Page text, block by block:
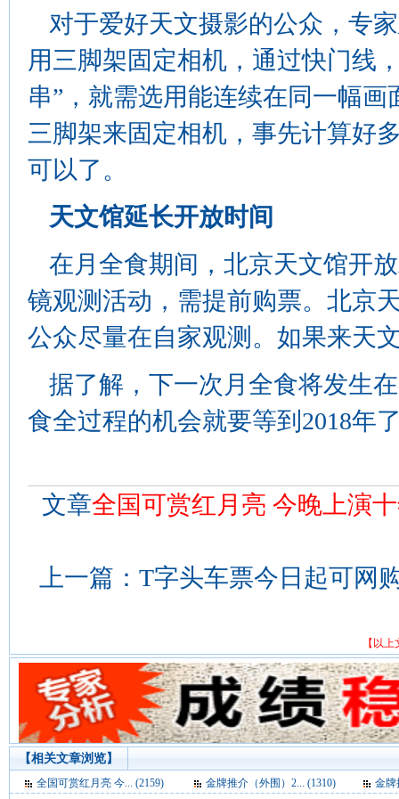
对于爱好天文摄影的公众，专
用三脚架固定相机，通过快门线
串”，就需选用能连续在同一幅
三脚架来固定相机，事先计算好
可以了。
天文馆延长开放时间
在月全食期间，北京天文馆开
镜观测活动，需提前购票。北京
公众尽量在自家观测。如果来天
据了解，下一次月全食将发生
食全过程的机会就要等到2018年
文章全国可赏红月亮 今晚上演
上一篇： T字头车票今日起可网
【以
【相关文章浏览】
全国可赏红月亮 今... (2159) 金牌推介（外围）2... (1310)
金牌